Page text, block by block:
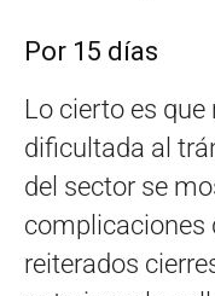
Por 15 días
Lo cierto es
dificultada al
del sector se
complicaciones
reiterados